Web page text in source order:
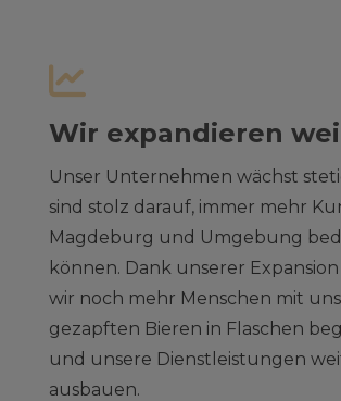
Wir expandieren
Unser Unternehmen wächst
sind stolz darauf, immer mehr
Magdeburg und Umgebung
können. Dank unserer
wir noch mehr Menschen mit
gezapften Bieren in Flaschen
und unsere Dienstleistungen
ausbauen.